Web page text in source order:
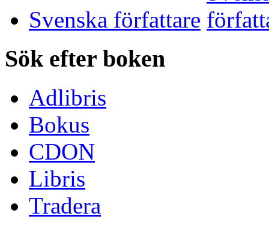
Svenska författare
Sök efter boken
Adlibris
Bokus
CDON
Libris
Tradera